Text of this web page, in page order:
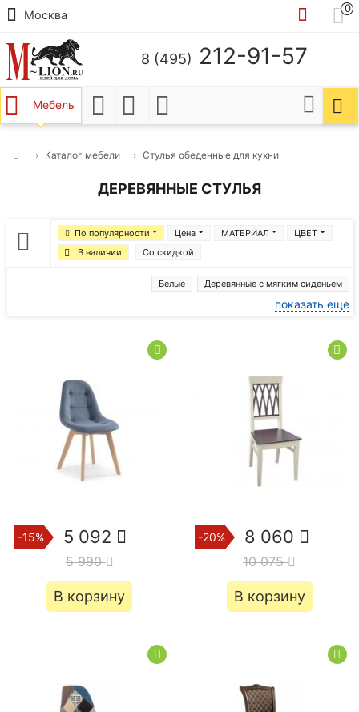
Москва
0
8 (495) 212-91-57
Мебель
Каталог мебели Стулья обеденные для кухни
ДЕРЕВЯННЫЕ СТУЛЬЯ
По популярности
Цена
В наличии
Со скидкой
МАТЕРИАЛ ЦВЕТ
Белые Деревянные с мягким сиденьем
показать еще
-15% 5 092
5 990
В корзину
-20% 8 060
10 075
В корзину